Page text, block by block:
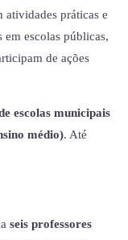
atividades práticas e
em escolas públicas,
de ações
escolas municipais
médio). Até
seis professores